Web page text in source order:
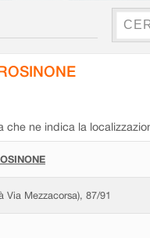
che ne indica la
Via Mezzacorsa), 87/91